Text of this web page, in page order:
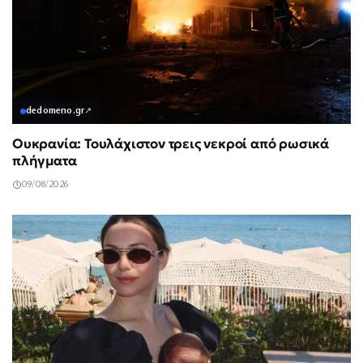
dedomeno.gr↗
Ουκρανία: Τουλάχιστον τρεις νεκροί από ρωσικά
πλήγματα
09/08/2026